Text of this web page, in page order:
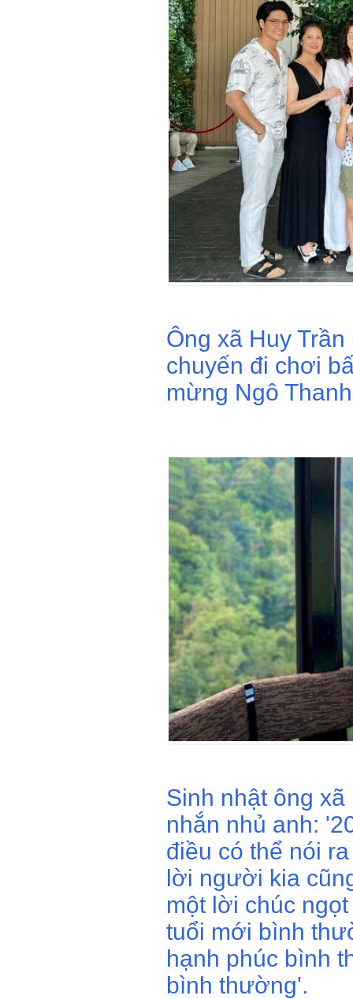
Ông xã Huy
chuyến đi chơi
mừng Ngô
Sinh nhật ông
nhắn nhủ anh:
điều có thể nói
lời người kia
một lời chúc
tuổi mới bình
hạnh phúc bình
bình thường'.